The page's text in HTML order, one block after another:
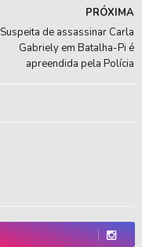
PRÓXIMA
Suspeita de assassinar Carla
Gabriely em Batalha-Pi é
apreendida pela Polícia